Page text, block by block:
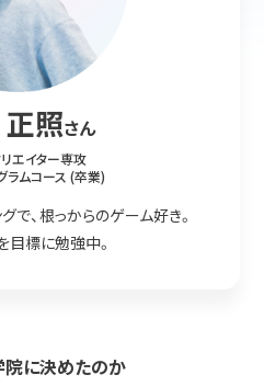
照さん
エイター専攻
ラムコース (卒業)
で、根っからのゲーム好き。
標に勉強中。
院に決めたのか